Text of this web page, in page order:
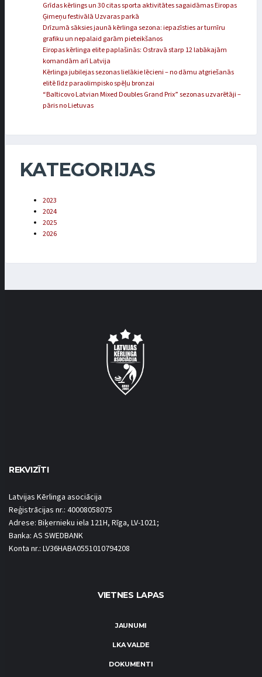
Grīdas kērlings un 30 citas sporta aktivitātes sagaidāmas Eiropas
Ģimeņu festivālā Uzvaras parkā
Drīzumā sāksies jaunā kērlinga sezona: iepazīsties ar turnīru
grafiku un nepalaid garām pieteikšanos
Eiropas kērlinga elite paplašinās: Ostravā starp 12 labākajām
komandām arī Latvija
Kērlinga jubilejas sezonas lielākie lēcieni – no dāmu atgriešanās
elitē līdz paraolimpisko spēļu bronzai
“Balticovo Latvian Mixed Doubles Grand Prix” sezonas uzvarētāji –
pāris no Lietuvas
KATEGORIJAS
2023
2024
2025
2026
REKVIZĪTI
Latvijas Kērlinga asociācija
Reģistrācijas nr.: 40008058075
Adrese: Biķernieku iela 121H, Rīga, LV-1021;
Banka: AS SWEDBANK
Konta nr.: LV36HABA0551010794208
VIETNES LAPAS
JAUNUMI
LKA VALDE
DOKUMENTI